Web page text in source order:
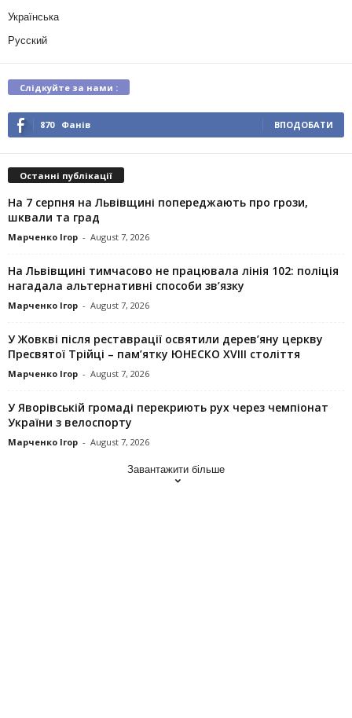
Українська
Русский
Слідкуйте за нами :
870 Фанів ВПОДОБАТИ
Останні публікації
На 7 серпня на Львівщині попереджають про грози,
шквали та град
Марченко Ігор - August 7, 2026
На Львівщині тимчасово не працювала лінія 102: поліція
нагадала альтернативні способи зв’язку
Марченко Ігор - August 7, 2026
У Жовкві після реставрації освятили дерев’яну церкву
Пресвятої Трійці – пам’ятку ЮНЕСКО XVIII століття
Марченко Ігор - August 7, 2026
У Яворівській громаді перекриють рух через чемпіонат
України з велоспорту
Марченко Ігор - August 7, 2026
Завантажити більше